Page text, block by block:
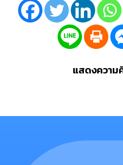
แสดงความ